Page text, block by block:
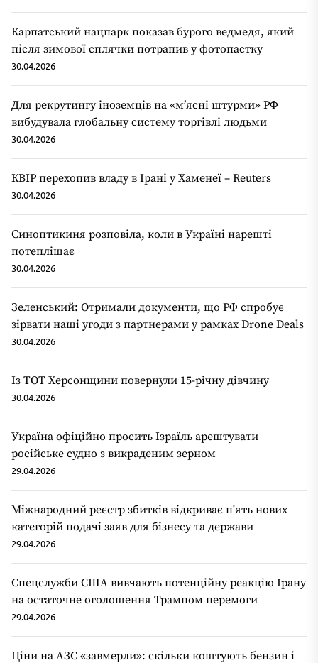
Карпатський нацпарк показав бурого ведмедя, який
після зимової сплячки потрапив у фотопастку
30.04.2026
Для рекрутингу іноземців на «мʼясні штурми» РФ
вибудувала глобальну систему торгівлі людьми
30.04.2026
КВІР перехопив владу в Ірані у Хаменеї – Reuters
30.04.2026
Синоптикиня розповіла, коли в Україні нарешті
потеплішає
30.04.2026
Зеленський: Отримали документи, що РФ спробує
зірвати наші угоди з партнерами у рамках Drone Deals
30.04.2026
Із ТОТ Херсонщини повернули 15-річну дівчину
30.04.2026
Україна офіційно просить Ізраїль арештувати
російське судно з викраденим зерном
29.04.2026
Міжнародний реєстр збитків відкриває п'ять нових
категорій подачі заяв для бізнесу та держави
29.04.2026
Спецслужби США вивчають потенційну реакцію Ірану
на остаточне оголошення Трампом перемоги
29.04.2026
Ціни на АЗС «завмерли»: скільки коштують бензин і